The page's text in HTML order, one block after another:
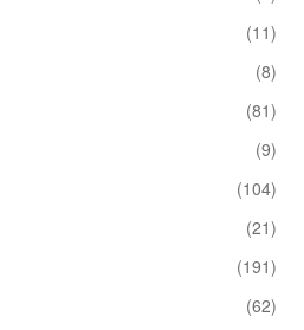
(11)
(8)
(81)
(9)
(104)
(21)
(191)
(62)